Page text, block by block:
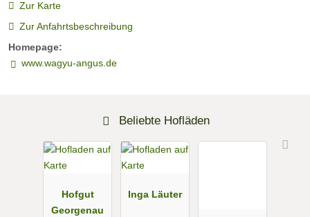
Zur Karte
Zur Anfahrtsbeschreibung
Homepage:
www.wagyu-angus.de
Beliebte Hofläden
Hofgut
Georgenau
Inga Läuter